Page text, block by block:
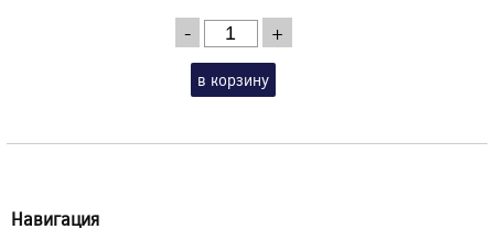
- +
в корзину
Навигация